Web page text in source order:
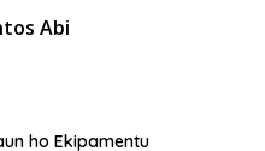
Abi
ho Ekipamentu